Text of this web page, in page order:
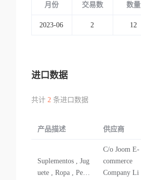
月份 交易数 数量
2023-06 2 12
进口数据
共计 2条进口数据
产品描述 供应商
Suplementos , Jug
uete , Ropa , Perf
C/o Joom E-
commerce
Company Li